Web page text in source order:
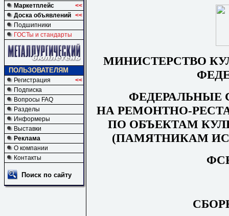
Маркетплейс
<<
Доска объявлений <<
Подшипники
ГОСТы и стандарты
ПОЛЬЗОВАТЕЛЯМ
Регистрация
<<
Подписка
Вопросы FAQ
Разделы
Информеры
Выставки
Реклама
О компании
Контакты
Поиск по сайту
МИНИСТЕРСТВО
НА РЕМОНТНО-
ПО ОБЪЕКТАМ
(ПАМЯТНИКАМ